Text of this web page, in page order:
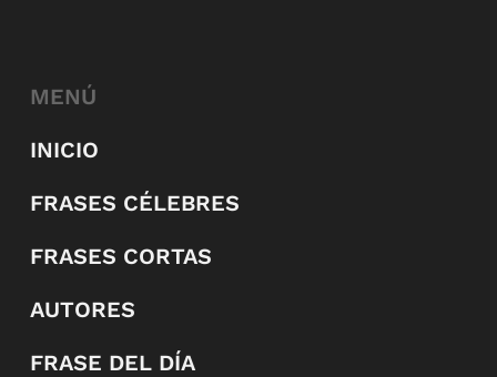
MENÚ
INICIO
FRASES CÉLEBRES
FRASES CORTAS
AUTORES
FRASE DEL DÍA